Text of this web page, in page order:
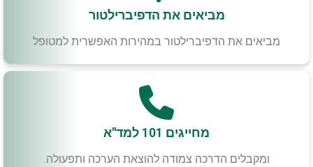
מביאים את הדפיברילטור
מביאים את הדפיברילטור במהירות האפשרית למטופל
מחייגים 101 למד"א
ומקבלים הדרכה צמודה להוצאת הערכה ותפעולה.